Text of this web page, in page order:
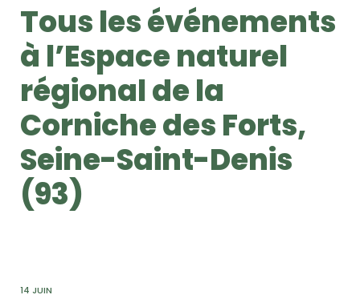
Tous les événements
à l’Espace naturel
régional de la
Corniche des Forts,
Seine-Saint-Denis
(93)
14 JUIN